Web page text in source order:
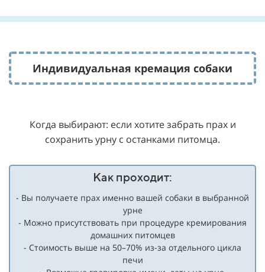
Индивидуальная кремация собаки
Когда выбирают: если хотите забрать прах и
сохранить урну с останками питомца.
Как проходит:
- Вы получаете прах именно вашей собаки в выбранной
урне
- Можно присутствовать при процедуре кремирования
домашних питомцев
- Стоимость выше на 50–70% из-за отдельного цикла
печи